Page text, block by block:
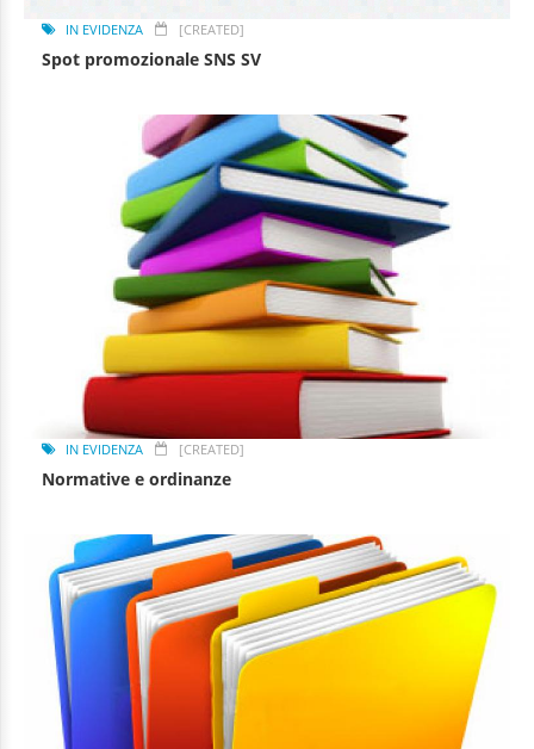
IN EVIDENZA [CREATED]
Spot promozionale SNS SV
IN EVIDENZA [CREATED]
Normative e ordinanze